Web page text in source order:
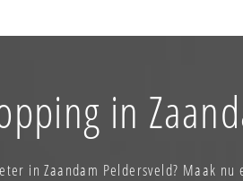
in
in Zaandam Peldersveld? Maak nu